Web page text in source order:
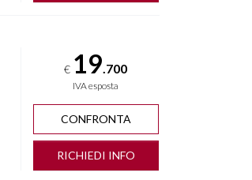
€ 19 .700
IVA esposta
CONFRONTA
RICHIEDI INFO